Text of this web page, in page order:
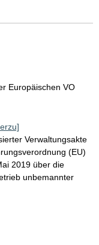
Europäischen VO
Verwaltungsakte
(EU)
2019 über die
unbemannter